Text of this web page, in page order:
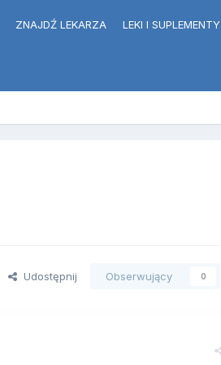
ZNAJDŹ LEKARZA LEKI I SUPLEMENTY
Udostępnij Obserwujący 0